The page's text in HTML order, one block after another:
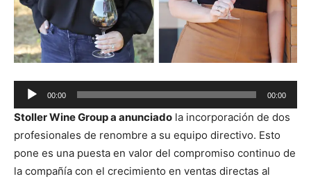
Audio
Player
00:00 00:00
Stoller Wine Group a anunciado la incorporación de dos
profesionales de renombre a su equipo directivo. Esto
pone es una puesta en valor del compromiso continuo de
la compañía con el crecimiento en ventas directas al